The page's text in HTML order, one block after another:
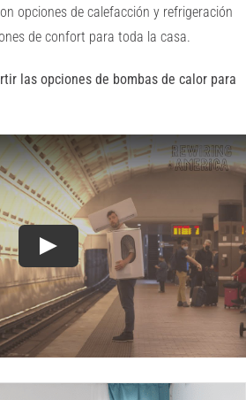
opciones de calefacción y refrigeración
de confort para toda la casa.
las opciones de bombas de calor para